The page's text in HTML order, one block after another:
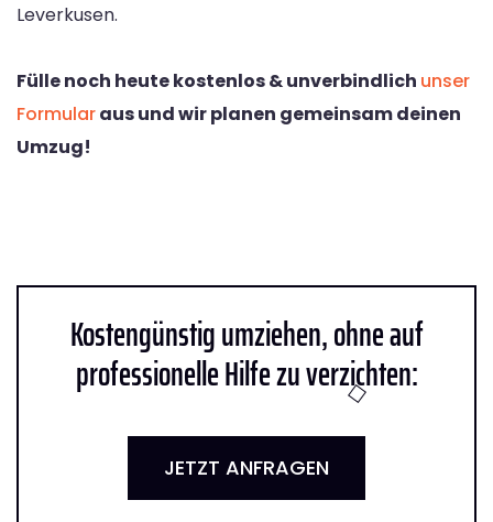
Leverkusen.
Fülle noch heute kostenlos & unverbindlich unser
Formularaus und wir planen gemeinsam deinen
Umzug!
Kostengünstig umziehen, ohne auf
professionelle Hilfe zu verzichten:
JETZT ANFRAGEN